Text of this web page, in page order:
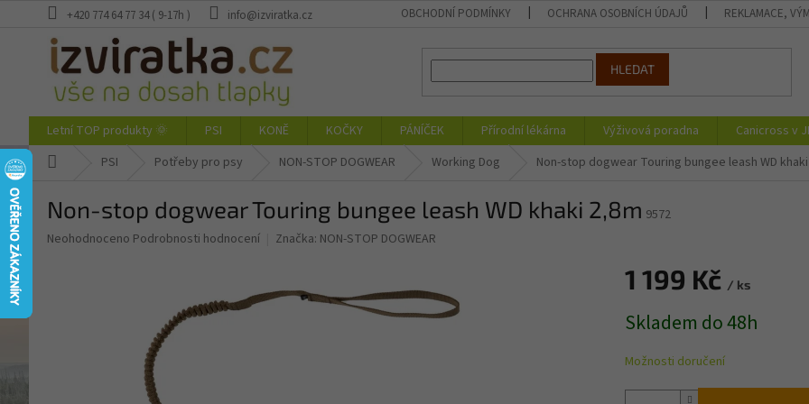
+420 774 64 77 34 ( 9-17h ) info@izviratka.cz OBCHODNÍ PODMÍNKY OCHRANA OSOBNÍCH ÚDAJŮ REKLAMACE,
HLEDAT
Letní TOP produkty 🌞 PSI KONĚ KOČKY PÁNÍČEK Přírodní lékárna Výživová poradna Canicross v
PSI Potřeby pro psy NON-STOP DOGWEAR Working Dog Non-stop dogwear Touring bungee leash WD
Non-stop dogwear Touring bungee leash WD khaki 2,8m 9572
Průměrné
Neohodnoceno Podrobnosti hodnocení Značka: NON-STOP DOGWEAR
1 199 Kč / ks
cena:
Skladem do 48h
Možnosti doručení